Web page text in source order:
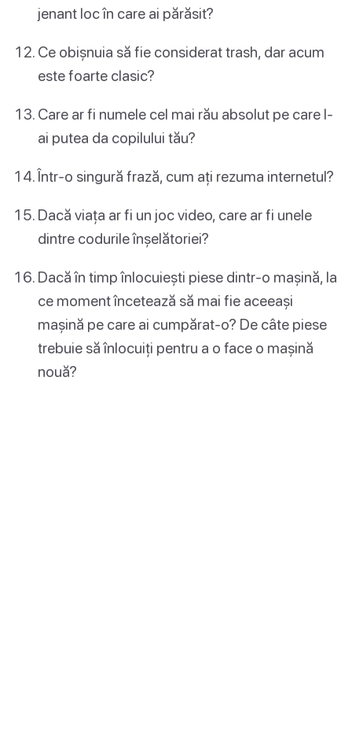
jenant loc în care ai părăsit?
Ce obișnuia să fie considerat trash, dar acum
este foarte clasic?
Care ar fi numele cel mai rău absolut pe care l-
ai putea da copilului tău?
Într-o singură frază, cum ați rezuma internetul?
Dacă viața ar fi un joc video, care ar fi unele
dintre codurile înșelătoriei?
Dacă în timp înlocuiești piese dintr-o mașină, la
ce moment încetează să mai fie aceeași
mașină pe care ai cumpărat-o? De câte piese
trebuie să înlocuiți pentru a o face o mașină
nouă?